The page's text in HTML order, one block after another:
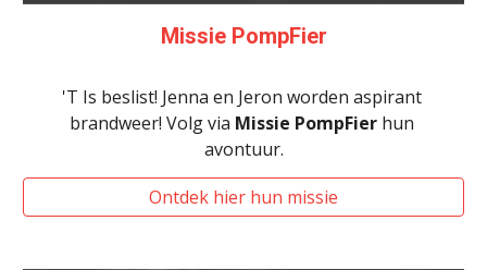
Missie PompFier
'T Is beslist! Jenna en Jeron worden aspirant
brandweer! Volg via Missie PompFier hun
avontuur.
Ontdek hier hun missie